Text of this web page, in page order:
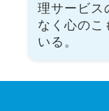
理サービス
なく心のこ
いる。